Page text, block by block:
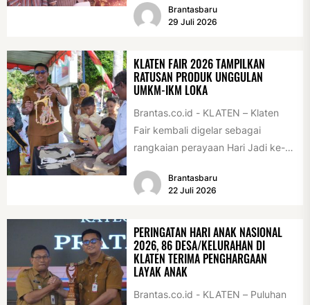
di Alun-alun Klaten, Selasa
(28/7/2026)....
Brantasbaru
29 Juli 2026
KLATEN FAIR 2026 TAMPILKAN
RATUSAN PRODUK UNGGULAN
UMKM-IKM LOKA
Brantas.co.id - KLATEN – Klaten
Fair kembali digelar sebagai
rangkaian perayaan Hari Jadi ke-
Acara ini digelar...
Brantasbaru
22 Juli 2026
PERINGATAN HARI ANAK NASIONAL
2026, 86 DESA/KELURAHAN DI
KLATEN TERIMA PENGHARGAAN
LAYAK ANAK
Brantas.co.id - KLATEN – Puluhan